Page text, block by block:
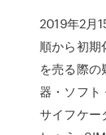
2019年2月
順から初
を売る際
器・ソフト
サイフケー